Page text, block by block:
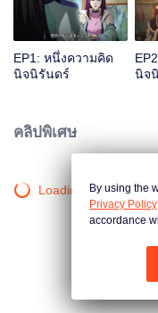
EP1: หนึ่งความคิด
นิจนิรันดร์
นิจ
คลิปพิเศษ
Loading…By using the
Privacy Policy
accordance